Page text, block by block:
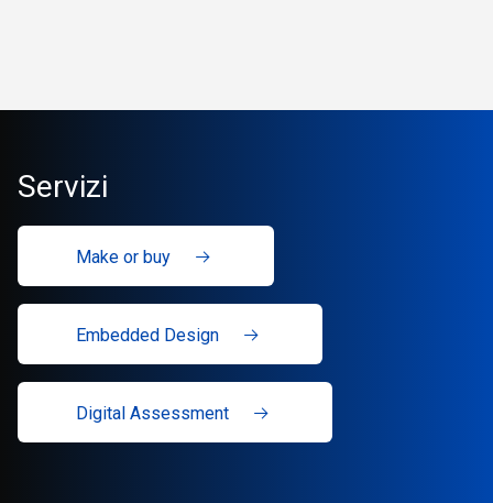
Servizi
Make or buy
Embedded Design
Digital Assessment